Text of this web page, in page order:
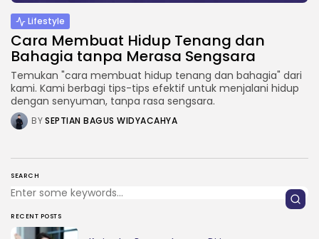
Lifestyle
Cara Membuat Hidup Tenang dan
Bahagia tanpa Merasa Sengsara
Temukan "cara membuat hidup tenang dan bahagia" dari
kami. Kami berbagi tips-tips efektif untuk menjalani hidup
dengan senyuman, tanpa rasa sengsara.
BYSEPTIAN BAGUS WIDYACAHYA
SEARCH
RECENT POSTS